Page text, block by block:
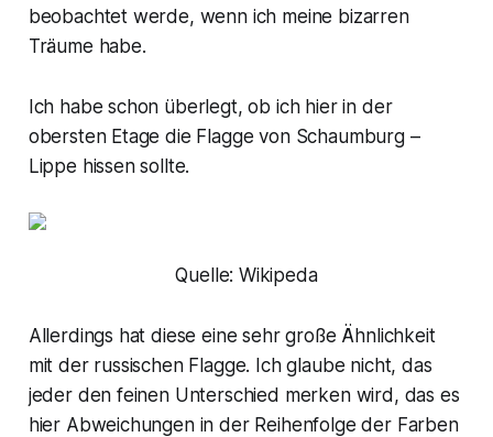
beobachtet werde, wenn ich meine bizarren
Träume habe.
Ich habe schon überlegt, ob ich hier in der
obersten Etage die Flagge von Schaumburg –
Lippe hissen sollte.
Quelle: Wikipeda
Allerdings hat diese eine sehr große Ähnlichkeit
mit der russischen Flagge. Ich glaube nicht, das
jeder den feinen Unterschied merken wird, das es
hier Abweichungen in der Reihenfolge der Farben